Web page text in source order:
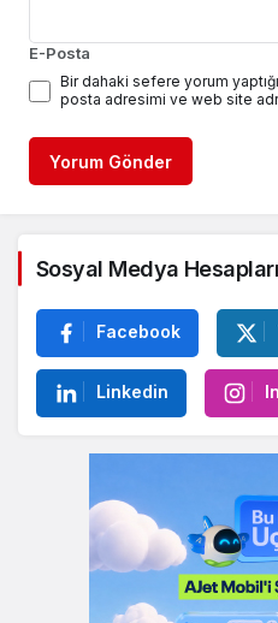
E-Posta
Bir dahaki sefere yorum
posta adresimi ve web site
Yorum Gönder
Sosyal Medya
Facebook
Linkedin